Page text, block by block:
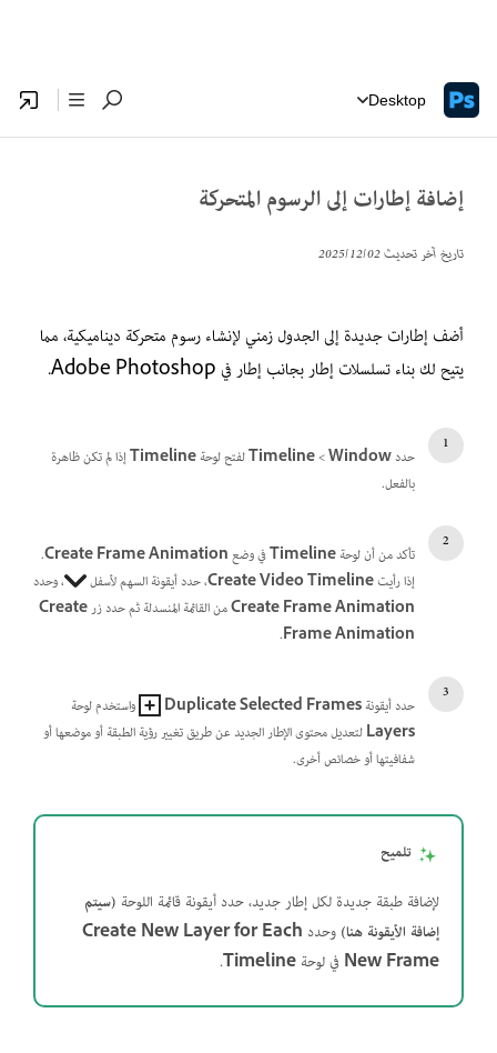
Desktop
إضافة إطارات إلى الرسوم المتحركة
تاريخ آخر تحديث02‏/12‏/2025
أضف إطارات جديدة إلى الجدول زمني لإنشاء رسوم متحركة ديناميكية، مما
يتيح لك بناء تسلسلات إطار بجانب إطار في Adobe Photoshop.
حددWindow
‏>
Timelineلفتح لوحةTimelineإذا لم تكن ظاهرة
بالفعل.
تأكد من أن لوحةTimelineفي وضعCreate Frame Animation
.
إذا رأيتCreate Video Timeline، حدد أيقونة السهم لأسفل
، وحدد
Create Frame Animationمن القائمة المنسدلة ثم حدد زرCreate
Frame Animation
.
حدد أيقونةDuplicate Selected Frames
واستخدم لوحة
Layersلتعديل محتوى الإطار الجديد عن طريق تغيير رؤية الطبقة أو موضعها أو
شفافيتها أو خصائص أخرى.
تلميح
لإضافة طبقة جديدة لكل إطار جديد، حدد أيقونة قائمة اللوحة (سيتم
إضافة الأيقونة هنا)وحدد Create New Layer for Each
New Frame في لوحةTimeline
.